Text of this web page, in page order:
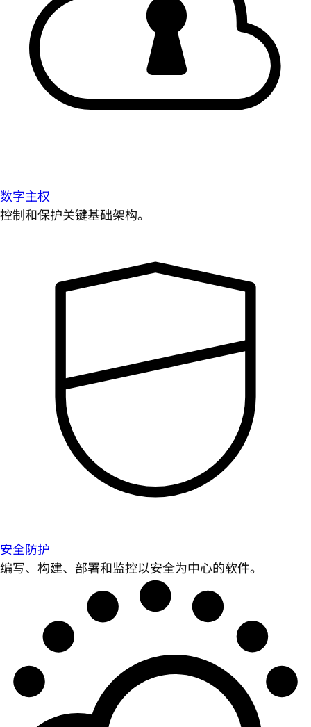
数字主权
控制和保护关键基础架构。
安全防护
编写、构建、部署和监控以安全为中心的软件。